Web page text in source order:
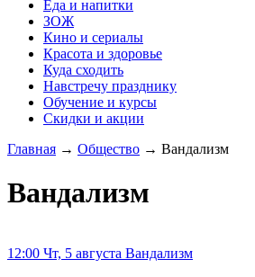
Еда и напитки
ЗОЖ
Кино и сериалы
Красота и здоровье
Куда сходить
Навстречу празднику
Обучение и курсы
Скидки и акции
Главная → Общество → Вандализм
Вандализм
12:00 Чт, 5 августа Вандализм